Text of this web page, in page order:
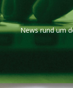
News rund um